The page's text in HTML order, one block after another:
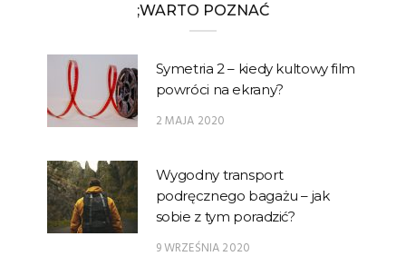
;WARTO POZNAĆ
Symetria 2 – kiedy kultowy film
powróci na ekrany?
2 MAJA 2020
Wygodny transport
podręcznego bagażu – jak
sobie z tym poradzić?
9 WRZEŚNIA 2020